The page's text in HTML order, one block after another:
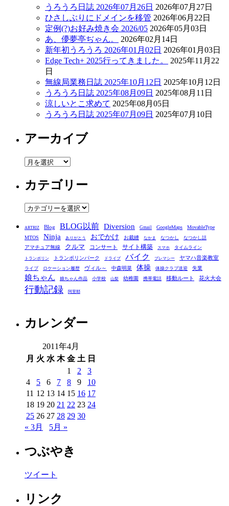
うろうろ日誌 2026年07月26日 2026年07月27日
ひさしぶりにドメインを移管 2026年06月22日
定例(?)お好み焼き会 2026/05 2026年05月03日
あ、儚夢亭ぢゃん。
2026年02月14日
新年初うろうろ 2026年01月02日 2026年01月03日
Edge Tech+ 2025行ってきました。
2025年11月22
日
無線局業務日誌 2025年10月12日 2025年10月12日
うろうろ日誌 2025年08月09日 2025年08月11日
涼しいとこ求めて 2025年08月05日
うろうろ日誌 2025年07月09日 2025年07月10日
アーカイブ
ア
カ
イ
ブ
カテゴリー
カ
ゴ
リ
ー
ARTRIZ Blog BLOG以前 Diversion Gmail GoogleMaps
MovableType
MTOS
Ninja ありがとう おでかけ お裁縫 なかま なつかし なつかし話
アマチュア無線 クルマ コンサート サイト構築 スマホ タイムライン
トランポリン トランポリンパーク ドライブ バイク プレマシー ヤマハ音楽教室
ライブ ロケーション履歴 ヴィル～ 中森明菜 体操 体操クラブ送迎 失業
娘ちゃん 娘ちゃん作品 小学校 山梨 幼稚園 携帯電話 移動ルート 花火大会
行動記録 阿里耶
カレンダー
2011年4月
月 火 水 木 金 土 日
1
2
3
4
5 6 7 8 9
10
11 12 13 14 15 16 17
18 19 20 21 22 23 24
25 26 27 28 29 30
« 3月
5月 »
つぶやき
ツイート
リンク